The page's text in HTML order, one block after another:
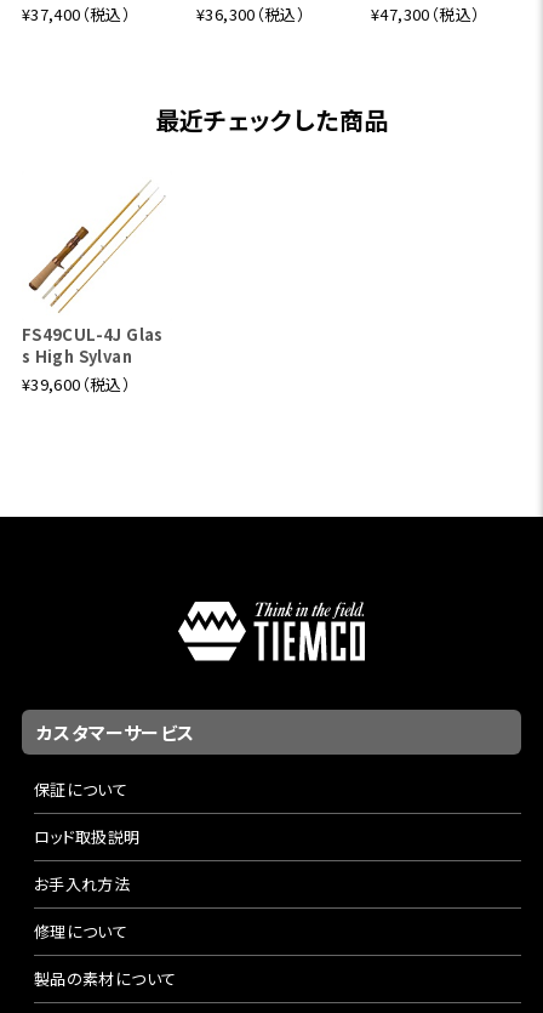
¥37,400（税込）
¥36,300（税込）
¥47,300（税込）
最近チェックした商品
FS49CUL-4J Glas
s High Sylvan
¥39,600（税込）
カスタマーサービス
保証について
ロッド取扱説明
お手入れ方法
修理について
製品の素材について